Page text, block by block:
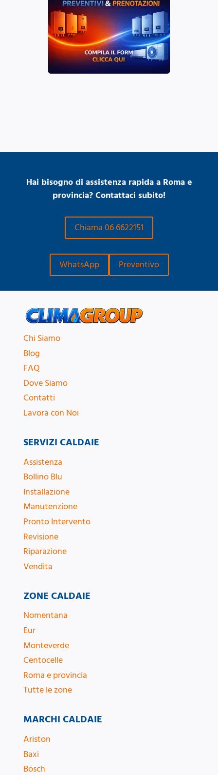
Hai bisogno di assistenza rapida a Roma e
provincia? Contattaci subito!
Chiama 06 6622151
WhatsApp Preventivo
Chi Siamo
Blog
FAQ
Dove Siamo
Contatti
Lavora con Noi
SERVIZI CALDAIE
Assistenza
Bollino Blu
Installazione
Manutenzione
Pronto Intervento
Revisione
Riparazione
Vendita
ZONE CALDAIE
Nomentana
Eur
Monteverde
Centocelle
Roma e provincia
Tutte le zone
MARCHI CALDAIE
Ariston
Baxi
Bosch